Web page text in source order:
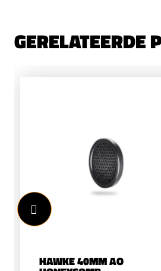
GERELATEERDE
HAWKE 40MM AO